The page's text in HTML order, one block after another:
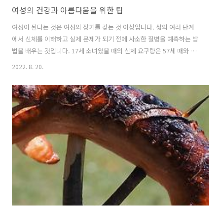
여성의 건강과 아름다움을 위한 팁
여성이 된다는 것은 여성의 장기를 갖는 것 이상입니다. 삶의 여러 단계
에서 신체를 이해하고 실제 문제가 되기 전에 사소한 질병을 예측하는 방
법을 배우는 것입니다. 17세 소녀였을 때의 신체 요구량은 57세 때와 같
지 않을 수 있습니다. 그러나 나이를 불문하고 여성이라면 얼굴 주름, 질
의해 건강과 아름다움이 영향을 받는 시기가 있습니다. , 거미 정맥, 정맥
류, 갱년기, 변비, 우울증, 비타민 결핍 및 목록이 계속됩니다. 이 기사에
서는 이상적인 여성이 되고 유지하는 데 도움이 되는 많은 건강 및 미용
팁을 다루려고 합니다. 건강과 아름다움에 관심이 있다면 이 기사는 특별
히 당신을 위해 만들어졌습니다. 건강하고 아름다운 피부를 갖..
2022. 8. 20.